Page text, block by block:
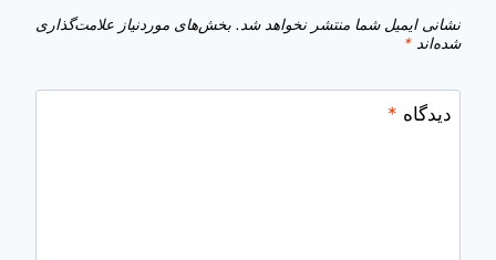
نشانی ایمیل شما منتشر نخواهد شد. بخش‌های موردنیاز علامت‌گذاری
شده‌اند *
دیدگاه *